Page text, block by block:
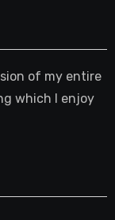
of my entire
which I enjoy